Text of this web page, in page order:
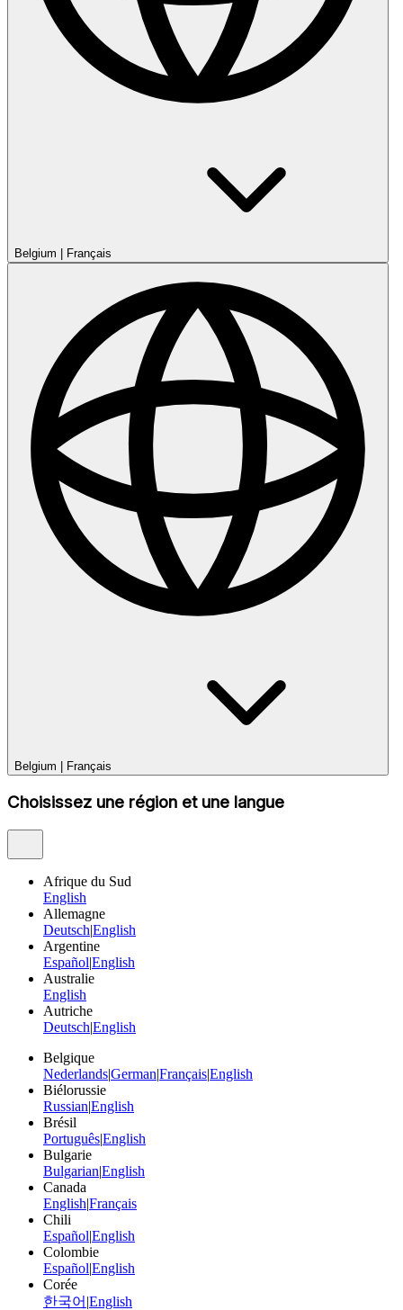
Belgium | Français
Belgium | Français
Choisissez une région et une langue
Afrique du Sud
English
Allemagne
Deutsch|English
Argentine
Español|English
Australie
English
Autriche
Deutsch|English
Belgique
Nederlands|German|Français|English
Biélorussie
Russian|English
Brésil
Português|English
Bulgarie
Bulgarian|English
Canada
English|Français
Chili
Español|English
Colombie
Español|English
Corée
한국어 |English